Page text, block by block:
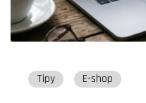
Tipy E-shop